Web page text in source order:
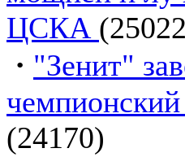
ЦСКА
· "Зенит"
чемпионский
(24170)